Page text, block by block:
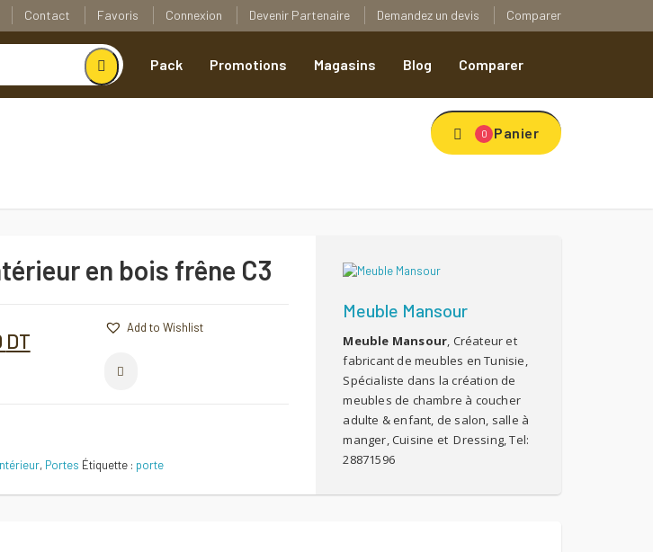
Contact Favoris Connexion Devenir Partenaire Demandez un devis Comparer
Pack Promotions Magasins Blog Comparer
0 Panier
en bois frêne C3
:
DTLe
est :
Add to Wishlist
Porte
d'intérieur
Add to Wishlist
, Portes Étiquette : porte
Meuble Mansour
Meuble Mansour, Créateur et
fabricant de meubles en Tunisie,
Spécialiste dans la création de
meubles de chambre à coucher
adulte & enfant, de salon, salle à
manger, Cuisine et Dressing, Tel:
28871596